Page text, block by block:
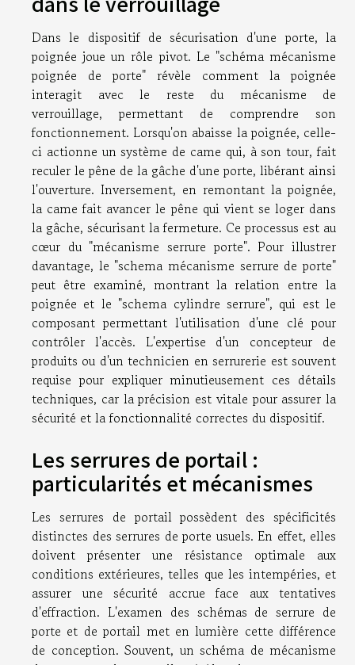
Dans le dispositif de sécurisation d'une porte, la
poignée joue un rôle pivot. Le "schéma mécanisme
poignée de porte" révèle comment la poignée
interagit avec le reste du mécanisme de
verrouillage, permettant de comprendre son
fonctionnement. Lorsqu'on abaisse la poignée, celle-
ci actionne un système de came qui, à son tour, fait
reculer le pêne de la gâche d'une porte, libérant ainsi
l'ouverture. Inversement, en remontant la poignée,
la came fait avancer le pêne qui vient se loger dans
la gâche, sécurisant la fermeture. Ce processus est au
cœur du "mécanisme serrure porte". Pour illustrer
davantage, le "schema mécanisme serrure de porte"
peut être examiné, montrant la relation entre la
poignée et le "schema cylindre serrure", qui est le
composant permettant l'utilisation d'une clé pour
contrôler l'accès. L'expertise d'un concepteur de
produits ou d'un technicien en serrurerie est souvent
requise pour expliquer minutieusement ces détails
techniques, car la précision est vitale pour assurer la
sécurité et la fonctionnalité correctes du dispositif.
Les serrures de portail :
particularités et mécanismes
Les serrures de portail possèdent des spécificités
distinctes des serrures de porte usuels. En effet, elles
doivent présenter une résistance optimale aux
conditions extérieures, telles que les intempéries, et
assurer une sécurité accrue face aux tentatives
d'effraction. L'examen des schémas de serrure de
porte et de portail met en lumière cette différence
de conception. Souvent, un schéma de mécanisme